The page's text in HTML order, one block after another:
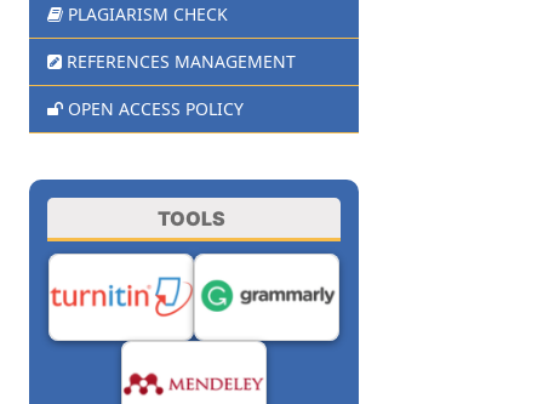
PLAGIARISM CHECK
REFERENCES MANAGEMENT
OPEN ACCESS POLICY
TOOLS